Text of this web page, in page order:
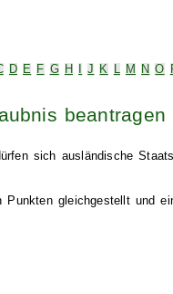
D E F G H J K L M N O
beantragen
sich ausländische
Punkten gleichgestellt und